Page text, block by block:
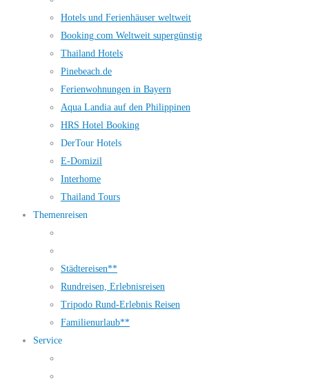
Hotels und Ferienhäuser weltweit
Booking.com Weltweit supergünstig
Thailand Hotels
Pinebeach.de
Ferienwohnungen in Bayern
Aqua Landia auf den Philippinen
HRS Hotel Booking
DerTour Hotels
E-Domizil
Interhome
Thailand Tours
Themenreisen
Städtereisen**
Rundreisen, Erlebnisreisen
Tripodo Rund-Erlebnis Reisen
Familienurlaub**
Service